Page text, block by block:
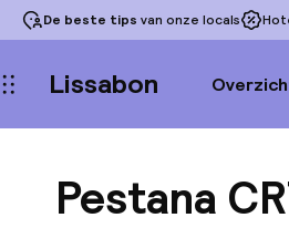
De beste tips van onze locals
Lissabon
Pestana